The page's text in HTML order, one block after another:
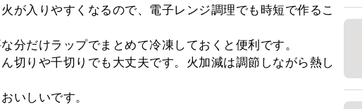
が入りやすくなるので、電子レンジ調理でも時短で作るこ
分だけラップでまとめて冷凍しておくと便利です。
切りや千切りでも大丈夫です。火加減は調節しながら熱し
いしいです。